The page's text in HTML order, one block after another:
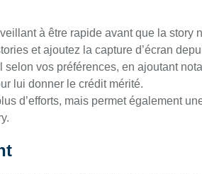
à être rapide avant que la story
et ajoutez la capture d’écran
vos préférences, en ajoutant
lui donner le crédit mérité.
d’efforts, mais permet également